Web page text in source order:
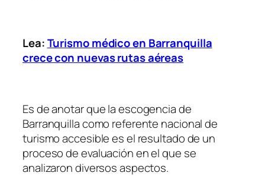
Lea:Turismo médico en Barranquilla
crece con nuevas rutas aéreas
Es de anotar que la escogencia de
Barranquilla como referente nacional de
turismo accesible es el resultado de un
proceso de evaluación en el que se
analizaron diversos aspectos.